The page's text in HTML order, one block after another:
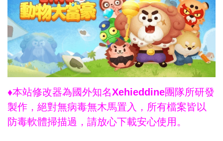
♦本站修改器為國外知名Xehieddine團隊所研發
製作，絕對無病毒無木馬置入，所有檔案皆以
防毒軟體掃描過，請放心下載安心使用。